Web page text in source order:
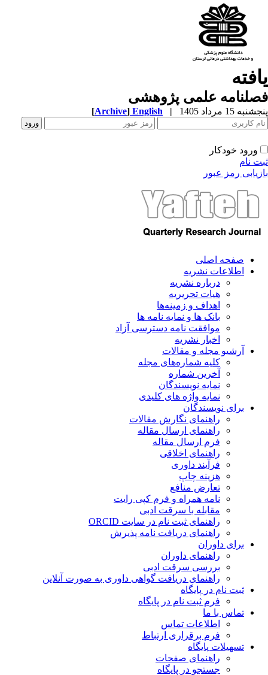
علمی پژوهشی
15 مرداد 1405 |
English
[Archive]
ورود خودکار
نام
رمز عبور
صفحه اصلی
اطلاعات نشریه
درباره نشریه
هیات تحریریه
اهداف و زمینه‌ها
بانک ها و نمایه نامه ها
موافقت نامه دسترسی آزاد
اخبار نشریه
آرشیو مجله و مقالات
کلیه شماره‌های مجله
آخرین شماره
نمایه نویسندگان
نمایه واژه های کلیدی
برای نویسندگان
راهنمای نگارش مقالات
راهنمای ارسال مقاله
فرم ارسال مقاله
راهنمای اخلاقی
فرآیند داوری
هزینه چاپ
تعارض منافع
نامه همراه و فرم کپی رایت
مقابله با سرقت ادبی
راهنمای ثبت نام در سایت ORCID
راهنمای دریافت نامه پذیرش
برای داوران
راهنمای داوران
بررسی سرقت ادبی
راهنمای دریافت گواهی داوری به صورت آنلاین
ثبت نام در پایگاه
فرم ثبت نام در پایگاه
تماس با ما
اطلاعات تماس
فرم برقراری ارتباط
تسهیلات پایگاه
راهنمای صفحات
جستجو در پایگاه